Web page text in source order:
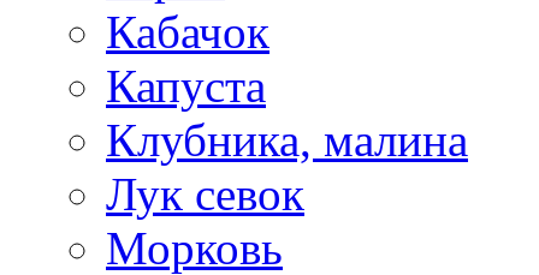
Кабачок
Капуста
Клубника, малина
Лук севок
Морковь